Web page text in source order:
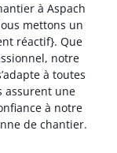
à Aspach
mettons un
réactif}. Que
notre
à toutes
assurent une
à notre
de chantier.